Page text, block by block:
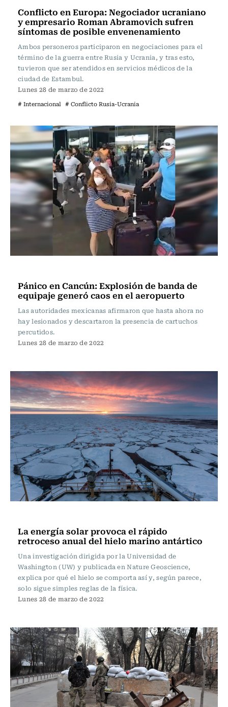
Conflicto en Europa: Negociador ucraniano
y empresario Roman Abramovich sufren
síntomas de posible envenenamiento
Ambos personeros participaron en negociaciones para el
término de la guerra entre Rusia y Ucrania, y tras esto,
tuvieron que ser atendidos en servicios médicos de la
ciudad de Estambul.
Lunes 28 de marzo de 2022
# Internacional # Conflicto Rusia-Ucrania
Pánico en Cancún: Explosión de banda de
equipaje generó caos en el aeropuerto
Las autoridades mexicanas afirmaron que hasta ahora no
hay lesionados y descartaron la presencia de cartuchos
percutidos.
Lunes 28 de marzo de 2022
La energía solar provoca el rápido
retroceso anual del hielo marino antártico
Una investigación dirigida por la Universidad de
Washington (UW) y publicada en Nature Geoscience,
explica por qué el hielo se comporta así y, según parece,
solo sigue simples reglas de la física.
Lunes 28 de marzo de 2022